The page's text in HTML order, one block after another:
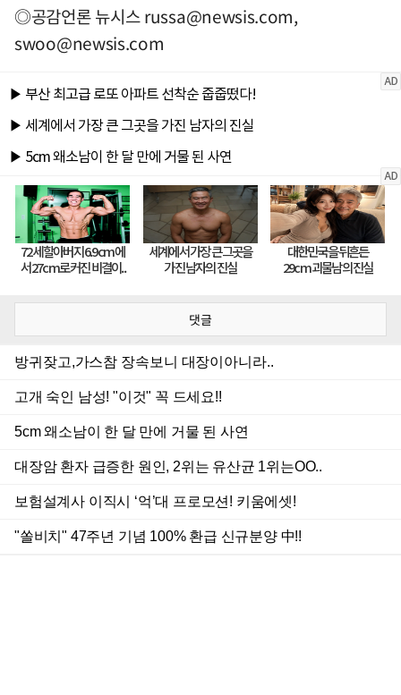
◎공감언론 뉴시스russa@newsis.com,
swoo@newsis.com
댓글